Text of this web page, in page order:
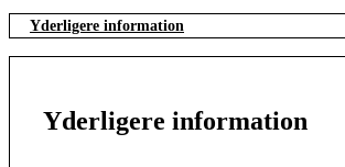
Yderligere information
Yderligere information